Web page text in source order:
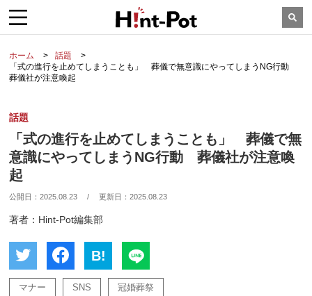
ホーム
話題
「式の進行を止めてしまうことも」 葬儀で無意識にやってしまうNG行動
葬儀社が注意喚起
話題
「式の進行を止めてしまうことも」 葬儀で無
意識にやってしまうNG行動 葬儀社が注意喚
起
公開日：2025.08.23 / 更新日：2025.08.23
著者：Hint-Pot編集部
B!
マナー SNS 冠婚葬祭